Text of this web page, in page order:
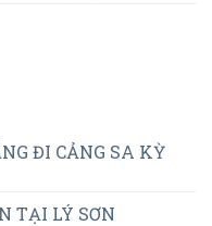
ĐI CẢNG SA KỲ
TẠI LÝ SƠN